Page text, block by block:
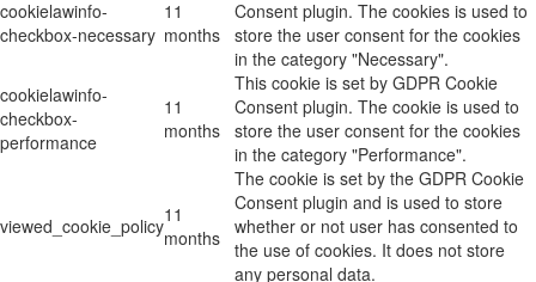
cookielawinfo-
checkbox-necessary
11
months
Consent plugin. The cookies is used to
store the user consent for the cookies
in the category "Necessary".
cookielawinfo-
checkbox-
performance
11
months
This cookie is set by GDPR Cookie
Consent plugin. The cookie is used to
store the user consent for the cookies
in the category "Performance".
viewed_cookie_policy11
months
The cookie is set by the GDPR Cookie
Consent plugin and is used to store
whether or not user has consented to
the use of cookies. It does not store
any personal data.